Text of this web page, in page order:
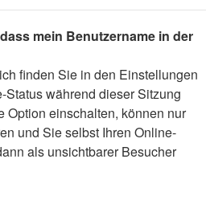
mein Benutzername in der
finden Sie in den Einstellungen
Status während dieser Sitzung
Option einschalten, können nur
und Sie selbst Ihren Online-
als unsichtbarer Besucher